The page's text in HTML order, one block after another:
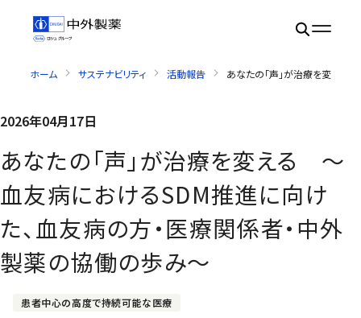
ホーム サステナビリティ 活動報告 あなたの「声」が治療を変え
2026年04月17日
あなたの「声」が治療を変える ～
血友病におけるSDM推進に向け
た、血友病の方・医療関係者・中外
製薬の協働の歩み～
患者中心の高度で持続可能な医療